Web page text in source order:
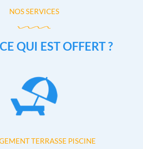
NOS SERVICES
QUI EST OFFERT ?
TERRASSE PISCINE